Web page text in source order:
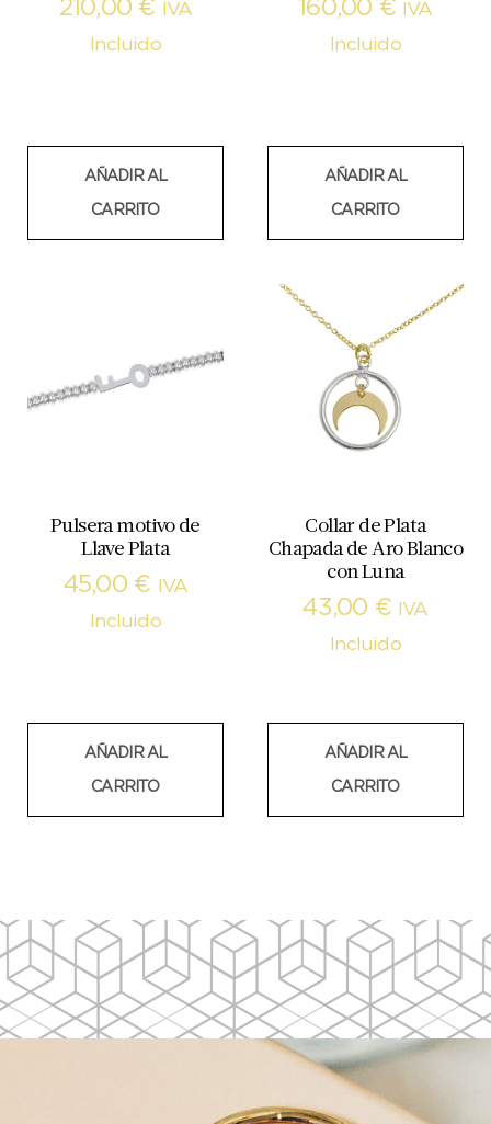
210,00 €
IVA
Incluido
AÑADIR AL
CARRITO
160,00 €
IVA
Incluido
AÑADIR AL
CARRITO
Pulsera motivo de
Llave Plata
45,00 €
IVA
Incluido
AÑADIR AL
CARRITO
Collar de Plata
Chapada de Aro Blanco
con Luna
43,00 €
IVA
Incluido
AÑADIR AL
CARRITO